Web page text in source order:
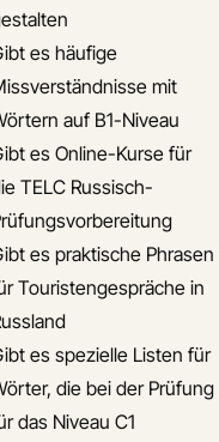
es häufige
mit
auf B1-Niveau
es Online-Kurse für
TELC Russisch-
es praktische Phrasen
Touristengespräche in
es spezielle Listen für
die bei der Prüfung
das Niveau C1